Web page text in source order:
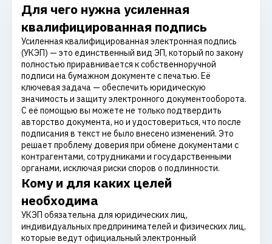
Для чего нужна усиленная
квалифицированная подпись
Усиленная квалифицированная электронная подпись
(УКЭП) — это единственный вид ЭП, который по закону
полностью приравнивается к собственноручной
подписи на бумажном документе с печатью. Её
ключевая задача — обеспечить юридическую
значимость и защиту электронного документооборота.
С её помощью вы можете не только подтвердить
авторство документа, но и удостовериться, что после
подписания в текст не было внесено изменений. Это
решает проблему доверия при обмене документами с
контрагентами, сотрудниками и государственными
органами, исключая риски споров о подлинности.
Кому и для каких целей
необходима
УКЭП обязательна для юридических лиц,
индивидуальных предпринимателей и физических лиц,
которые ведут официальный электронный